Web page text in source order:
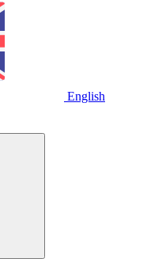
English